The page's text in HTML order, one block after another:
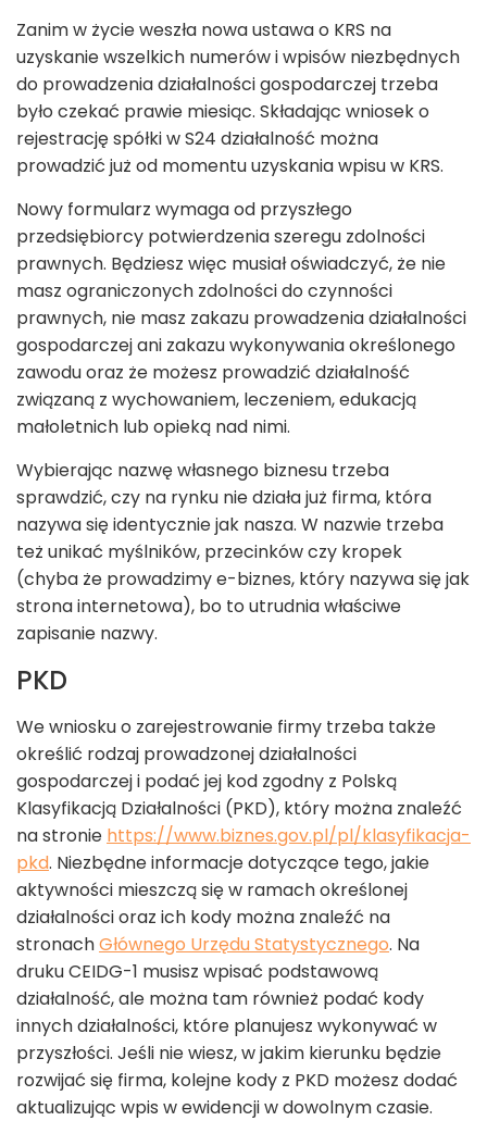
Zanim w życie weszła nowa ustawa o KRS na
uzyskanie wszelkich numerów i wpisów niezbędnych
do prowadzenia działalności gospodarczej trzeba
było czekać prawie miesiąc. Składając wniosek o
rejestrację spółki w S24 działalność można
prowadzić już od momentu uzyskania wpisu w KRS.
Nowy formularz wymaga od przyszłego
przedsiębiorcy potwierdzenia szeregu zdolności
prawnych. Będziesz więc musiał oświadczyć, że nie
masz ograniczonych zdolności do czynności
prawnych, nie masz zakazu prowadzenia działalności
gospodarczej ani zakazu wykonywania określonego
zawodu oraz że możesz prowadzić działalność
związaną z wychowaniem, leczeniem, edukacją
małoletnich lub opieką nad nimi.
Wybierając nazwę własnego biznesu trzeba
sprawdzić, czy na rynku nie działa już firma, która
nazywa się identycznie jak nasza. W nazwie trzeba
też unikać myślników, przecinków czy kropek
(chyba że prowadzimy e-biznes, który nazywa się jak
strona internetowa), bo to utrudnia właściwe
zapisanie nazwy.
PKD
We wniosku o zarejestrowanie firmy trzeba także
określić rodzaj prowadzonej działalności
gospodarczej i podać jej kod zgodny z Polską
Klasyfikacją Działalności (PKD), który można znaleźć
na stronie https://www.biznes.gov.pl/pl/klasyfikacja-
pkd. Niezbędne informacje dotyczące tego, jakie
aktywności mieszczą się w ramach określonej
działalności oraz ich kody można znaleźć na
stronachGłównego Urzędu Statystycznego. Na
druku CEIDG-1 musisz wpisać podstawową
działalność, ale można tam również podać kody
innych działalności, które planujesz wykonywać w
przyszłości. Jeśli nie wiesz, w jakim kierunku będzie
rozwijać się firma, kolejne kody z PKD możesz dodać
aktualizując wpis w ewidencji w dowolnym czasie.